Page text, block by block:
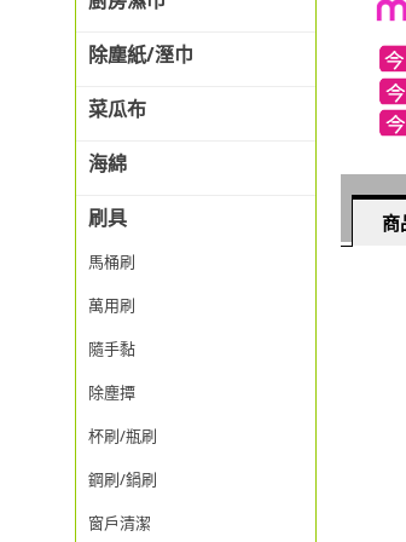
除塵紙/溼巾
菜瓜布
海綿
刷具
馬桶刷
萬用刷
隨手黏
除塵撢
杯刷/瓶刷
鋼刷/鍋刷
窗戶清潔
商